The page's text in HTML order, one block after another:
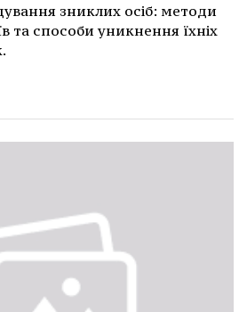
зниклих осіб: методи
та способи уникнення їхніх